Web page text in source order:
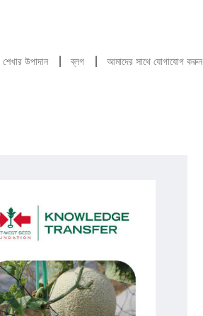
শেখার উপাদান ব্লগ আমাদের সাথে যোগাযোগ করুন